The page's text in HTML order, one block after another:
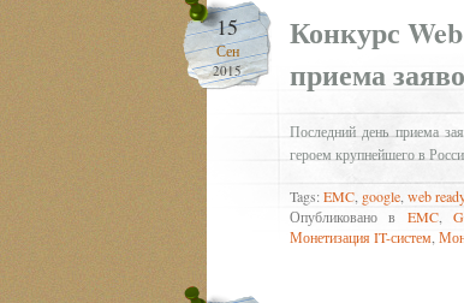
15
Сен
2015
Конкурс
приема
Последний день приема
героем крупнейшего в
Tags:EMC google web ready
Опубликовано в EMC,
Монетизация IT-систем